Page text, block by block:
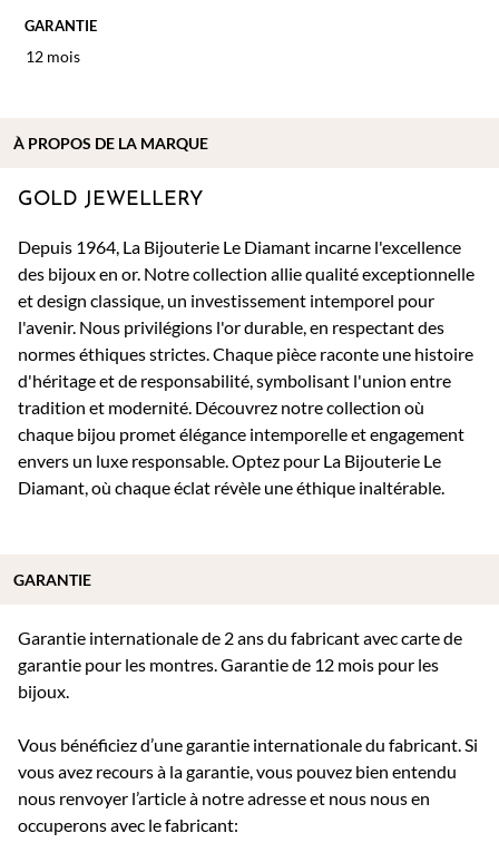
GARANTIE
12 mois
GOLD JEWELLERY
Depuis 1964, La Bijouterie Le Diamant incarne l'excellence
des bijoux en or. Notre collection allie qualité exceptionnelle
et design classique, un investissement intemporel pour
l'avenir. Nous privilégions l'or durable, en respectant des
normes éthiques strictes. Chaque pièce raconte une histoire
d'héritage et de responsabilité, symbolisant l'union entre
tradition et modernité. Découvrez notre collection où
chaque bijou promet élégance intemporelle et engagement
envers un luxe responsable. Optez pour La Bijouterie Le
Diamant, où chaque éclat révèle une éthique inaltérable.
Garantie internationale de 2 ans du fabricant avec carte de
garantie pour les montres. Garantie de 12 mois pour les
bijoux.
Vous bénéficiez d’une garantie internationale du fabricant. Si
vous avez recours à la garantie, vous pouvez bien entendu
nous renvoyer l’article à notre adresse et nous nous en
occuperons avec le fabricant:
À PROPOS DE LA MARQUE
GARANTIE